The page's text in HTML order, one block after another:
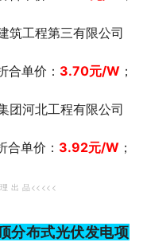
筑工程第三有限公司
单价： 3.70元/W ；
团河北工程有限公司
单价： 3.92元/W ；
出 品<<<<<
分布式光伏发电项